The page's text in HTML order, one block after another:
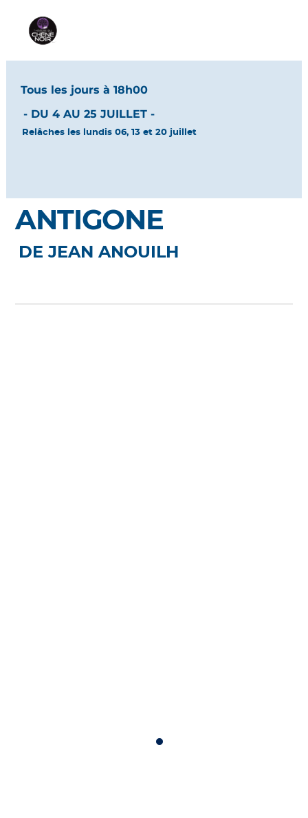
Tous les jours à 18h00
- DU 4 AU 25 JUILLET -
Relâches les lundis 06, 13 et 20 juillet
ANTIGONE
DE JEAN ANOUILH